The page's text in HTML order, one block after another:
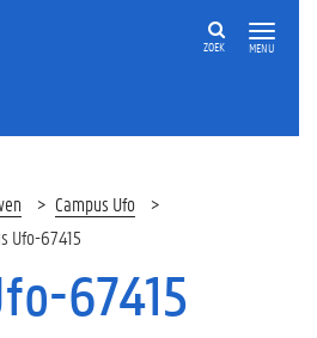
MENU
ZOEK
Campus Ufo
Ufo-67415
67415